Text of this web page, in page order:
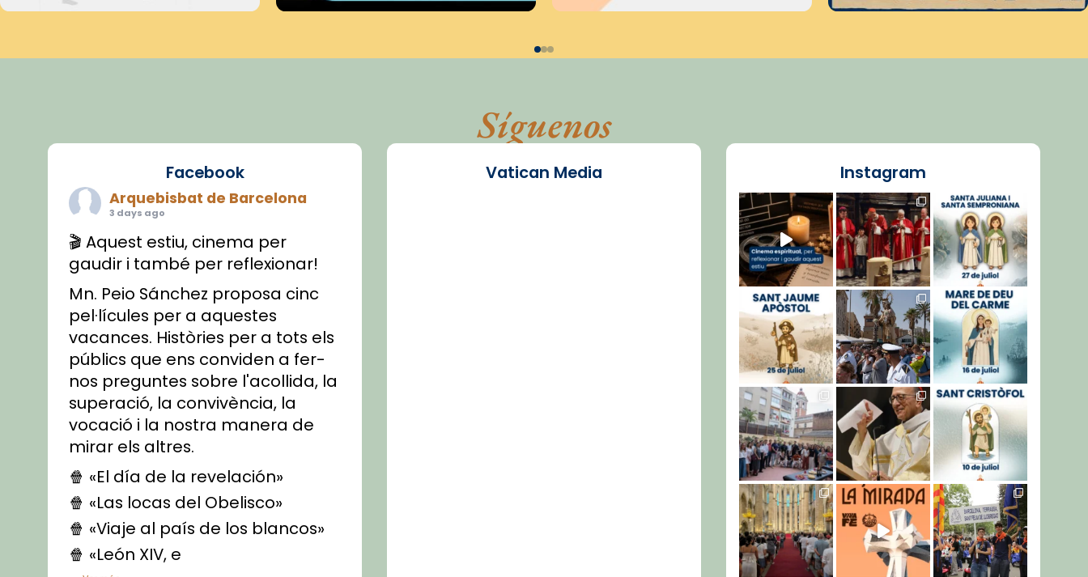
Síguenos
Facebook
Arquebisbat de Barcelona
3 days ago
🎬 Aquest estiu, cinema per
gaudir i també per reflexionar!
Mn. Peio Sánchez proposa cinc
pel·lícules per a aquestes
vacances. Històries per a tots els
públics que ens conviden a fer-
nos preguntes sobre l'acollida, la
superació, la convivència, la
vocació i la nostra manera de
mirar els altres.
🍿 «El día de la revelación»
🍿 «Las locas del Obelisco»
🍿 «Viaje al país de los blancos»
🍿 «León XIV, e
Vatican Media Instagram